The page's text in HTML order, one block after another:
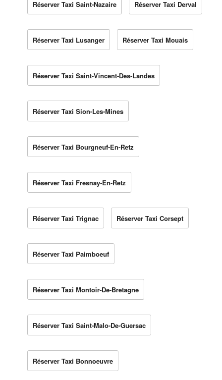
Réserver Taxi Saint-Nazaire Réserver Taxi Derval
Réserver Taxi Lusanger Réserver Taxi Mouais
Réserver Taxi Saint-Vincent-Des-Landes
Réserver Taxi Sion-Les-Mines
Réserver Taxi Bourgneuf-En-Retz
Réserver Taxi Fresnay-En-Retz
Réserver Taxi Trignac Réserver Taxi Corsept
Réserver Taxi Paimboeuf
Réserver Taxi Montoir-De-Bretagne
Réserver Taxi Saint-Malo-De-Guersac
Réserver Taxi Bonnoeuvre